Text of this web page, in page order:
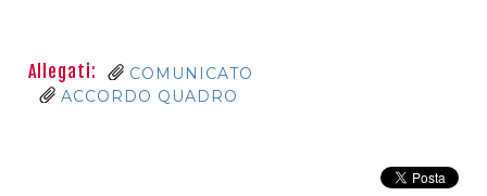
Allegati:
COMUNICATO
ACCORDO QUADRO